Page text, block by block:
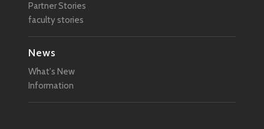
Partner Stories
faculty stories
News
What's New
Information